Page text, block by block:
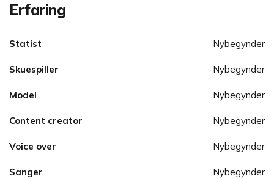
Erfaring
Statist Nybegynder
Skuespiller Nybegynder
Model Nybegynder
Content creator Nybegynder
Voice over Nybegynder
Sanger Nybegynder